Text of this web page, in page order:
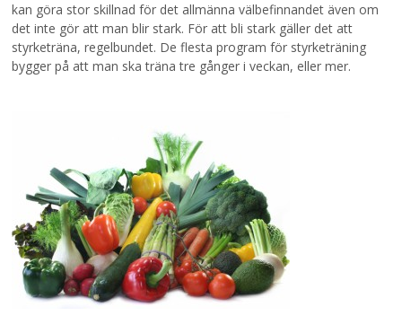
kan göra stor skillnad för det allmänna välbefinnandet även om
det inte gör att man blir stark. För att bli stark gäller det att
styrketräna, regelbundet. De flesta program för styrketräning
bygger på att man ska träna tre gånger i veckan, eller mer.